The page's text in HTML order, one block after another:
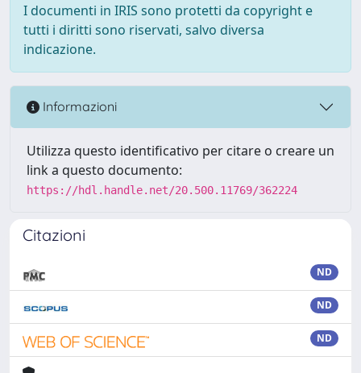
I documenti in IRIS sono protetti da copyright e
tutti i diritti sono riservati, salvo diversa
indicazione.
Informazioni
Utilizza questo identificativo per citare o creare un
link a questo documento:
https://hdl.handle.net/20.500.11769/362224
Citazioni
ND
ND
ND